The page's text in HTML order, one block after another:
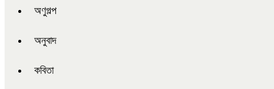
অণুগল্প
অনুবাদ
কবিতা